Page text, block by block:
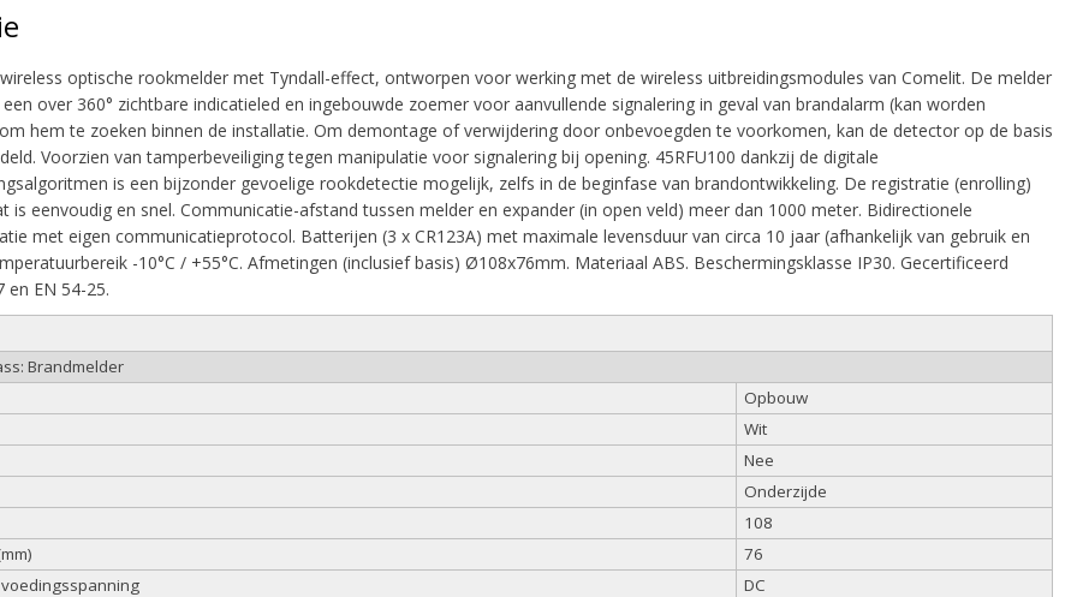
optische rookmelder met Tyndall-effect, ontworpen voor werking met de wireless uitbreidingsmodules van Comelit. De melder
over 360° zichtbare indicatieled en ingebouwde zoemer voor aanvullende signalering in geval van brandalarm (kan worden
hem te zoeken binnen de installatie. Om demontage of verwijdering door onbevoegden te voorkomen, kan de detector op de basis
Voorzien van tamperbeveiliging tegen manipulatie voor signalering bij opening. 45RFU100 dankzij de digitale
is een bijzonder gevoelige rookdetectie mogelijk, zelfs in de beginfase van brandontwikkeling. De registratie (enrolling)
is eenvoudig en snel. Communicatie-afstand tussen melder en expander (in open veld) meer dan 1000 meter. Bidirectionele
met eigen communicatieprotocol. Batterijen (3 x CR123A) met maximale levensduur van circa 10 jaar (afhankelijk van gebruik en
-10°C / +55°C. Afmetingen (inclusief basis) Ø108x76mm. Materiaal ABS. Beschermingsklasse IP30. Gecertificeerd
en EN 54-25.
Brandmelder
Opbouw
Wit
Nee
Onderzijde
108
76
DC